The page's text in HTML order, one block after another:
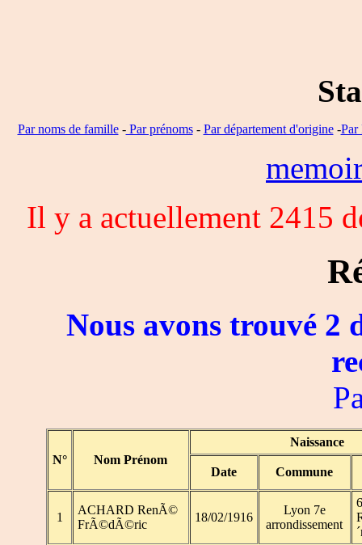
Par noms de famille-Par prénoms- Par département d'origine-Par
Il y a actuellement 2415
Nous avons trouvé 2
N° Nom Prénom
Naissance
Date Commune
1
ACHARD RenÃ©
FrÃ©dÃ©ric
18/02/1916
Lyon 7e
arrondissement